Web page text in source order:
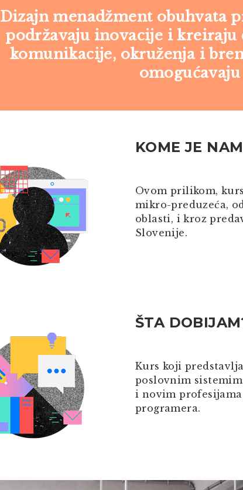
Dizajn menadžment obuhvata
podržavaju inovacije i kreiraju
komunikacije, okruženja i
KOME JE
Ovom prilikom,
mikro-preduzeća,
oblasti, i kroz
Slovenije.
ŠTA
Kurs koji
poslovnim
i novim
programera.